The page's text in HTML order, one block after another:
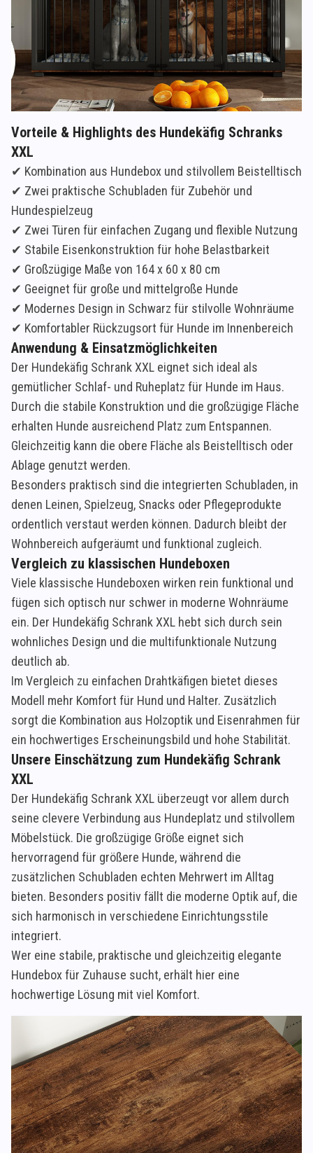
Vorteile & Highlights des Hundekäfig Schranks
XXL
✔ Kombination aus Hundebox und stilvollem Beistelltisch
✔ Zwei praktische Schubladen für Zubehör und
Hundespielzeug
✔ Zwei Türen für einfachen Zugang und flexible Nutzung
✔ Stabile Eisenkonstruktion für hohe Belastbarkeit
✔ Großzügige Maße von 164 x 60 x 80 cm
✔ Geeignet für große und mittelgroße Hunde
✔ Modernes Design in Schwarz für stilvolle Wohnräume
✔ Komfortabler Rückzugsort für Hunde im Innenbereich
Anwendung & Einsatzmöglichkeiten
Der Hundekäfig Schrank XXL eignet sich ideal als
gemütlicher Schlaf- und Ruheplatz für Hunde im Haus.
Durch die stabile Konstruktion und die großzügige Fläche
erhalten Hunde ausreichend Platz zum Entspannen.
Gleichzeitig kann die obere Fläche als Beistelltisch oder
Ablage genutzt werden.
Besonders praktisch sind die integrierten Schubladen, in
denen Leinen, Spielzeug, Snacks oder Pflegeprodukte
ordentlich verstaut werden können. Dadurch bleibt der
Wohnbereich aufgeräumt und funktional zugleich.
Vergleich zu klassischen Hundeboxen
Viele klassische Hundeboxen wirken rein funktional und
fügen sich optisch nur schwer in moderne Wohnräume
ein. Der Hundekäfig Schrank XXL hebt sich durch sein
wohnliches Design und die multifunktionale Nutzung
deutlich ab.
Im Vergleich zu einfachen Drahtkäfigen bietet dieses
Modell mehr Komfort für Hund und Halter. Zusätzlich
sorgt die Kombination aus Holzoptik und Eisenrahmen für
ein hochwertiges Erscheinungsbild und hohe Stabilität.
Unsere Einschätzung zum Hundekäfig Schrank
XXL
Der Hundekäfig Schrank XXL überzeugt vor allem durch
seine clevere Verbindung aus Hundeplatz und stilvollem
Möbelstück. Die großzügige Größe eignet sich
hervorragend für größere Hunde, während die
zusätzlichen Schubladen echten Mehrwert im Alltag
bieten. Besonders positiv fällt die moderne Optik auf, die
sich harmonisch in verschiedene Einrichtungsstile
integriert.
Wer eine stabile, praktische und gleichzeitig elegante
Hundebox für Zuhause sucht, erhält hier eine
hochwertige Lösung mit viel Komfort.